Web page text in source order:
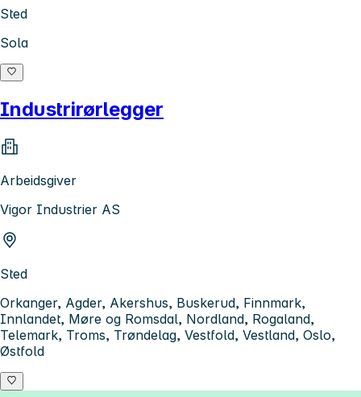
Sted
Sola
Industrirørlegger
Arbeidsgiver
Vigor Industrier AS
Sted
Orkanger, Agder, Akershus, Buskerud, Finnmark,
Innlandet, Møre og Romsdal, Nordland, Rogaland,
Telemark, Troms, Trøndelag, Vestfold, Vestland, Oslo,
Østfold